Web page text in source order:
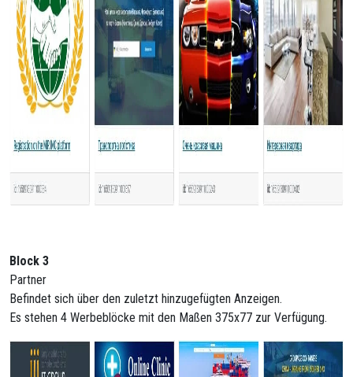
Block 3
Partner
Befindet sich über den zuletzt hinzugefügten Anzeigen.
Es stehen 4 Werbeblöcke mit den Maßen 375x77 zur Verfügung.